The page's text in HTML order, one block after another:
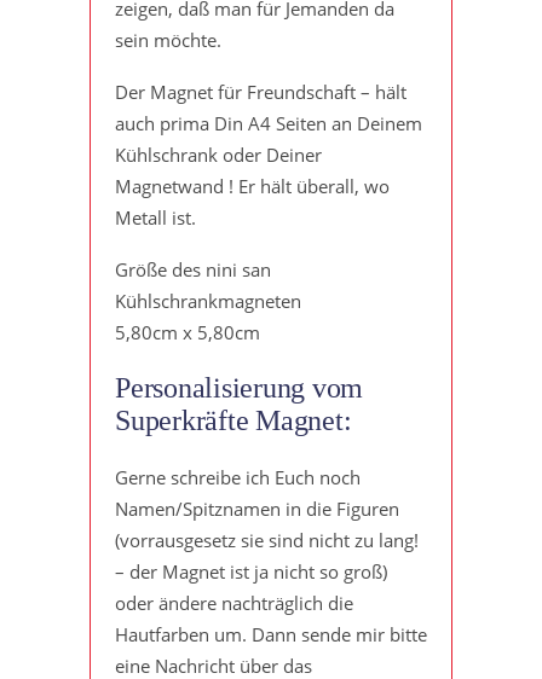
zeigen, daß man für Jemanden da
sein möchte.
Der Magnet für Freundschaft – hält
auch prima Din A4 Seiten an Deinem
Kühlschrank oder Deiner
Magnetwand ! Er hält überall, wo
Metall ist.
Größe des nini san
Kühlschrankmagneten
5,80cm x 5,80cm
Personalisierung vom
Superkräfte Magnet:
Gerne schreibe ich Euch noch
Namen/Spitznamen in die Figuren
(vorrausgesetz sie sind nicht zu lang!
– der Magnet ist ja nicht so groß)
oder ändere nachträglich die
Hautfarben um. Dann sende mir bitte
eine Nachricht über das